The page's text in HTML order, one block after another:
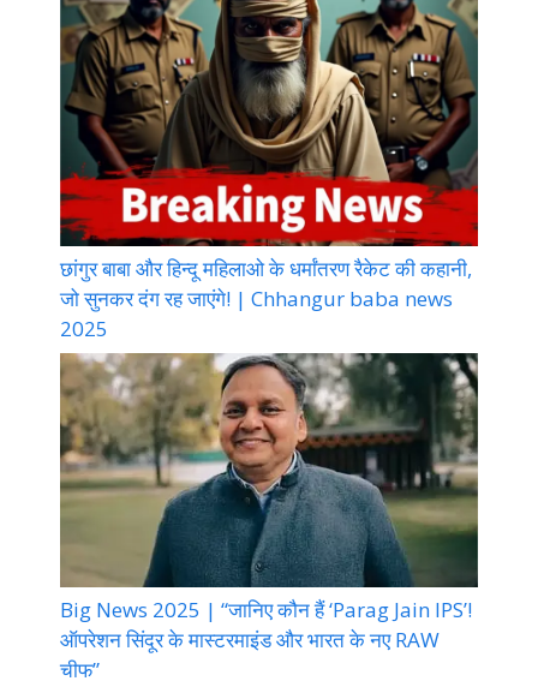
छांगुर बाबा और हिन्दू महिलाओ के धर्मांतरण रैकेट की कहानी,
जो सुनकर दंग रह जाएंगे! | Chhangur baba news
2025
Big News 2025 | “जानिए कौन हैं ‘Parag Jain IPS’!
ऑपरेशन सिंदूर के मास्टरमाइंड और भारत के नए RAW
चीफ”